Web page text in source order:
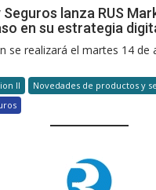
Seguros lanza RUS
en su estrategia
se realizará el martes 14 de
II
Novedades de productos y